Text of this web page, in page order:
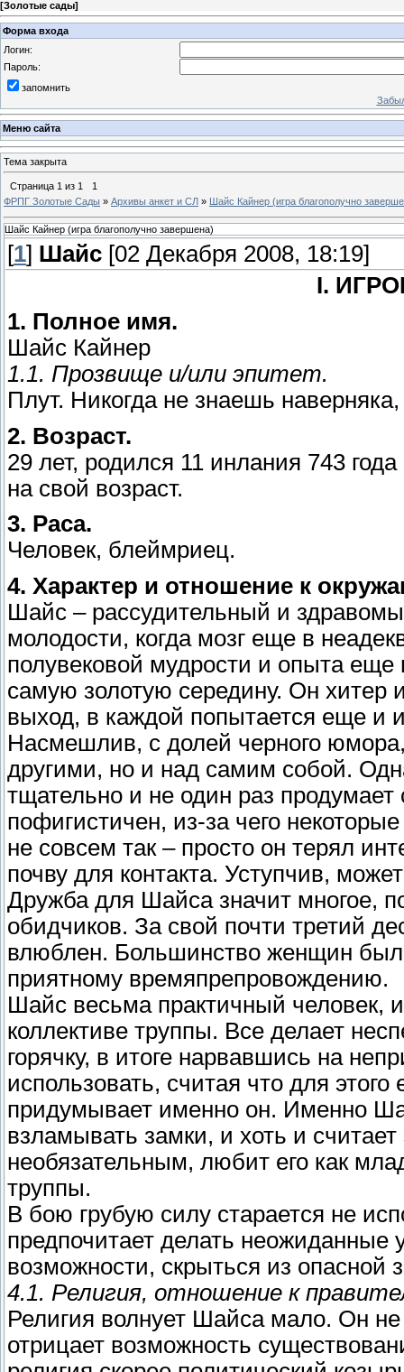
[Золотые сады]
Форма входа
Логин:
Пароль:
запомнить
Меню сайта
Тема закрыта
Страница 1 из 1
1
ФРПГ Золотые Сады » Архивы анкет и СЛ » Шайс Кайнер (игра благополучно
Шайс Кайнер (игра благополучно завершена)
[1] Шайс [02 Декабря 2008, 18:19]
I.
1. Полное имя.
Шайс Кайнер
1.1. Прозвище и/или эпитет.
Плут. Никогда не знаешь
2. Возраст.
29 лет, родился 11 инлания 743
на свой возраст.
3. Раса.
Человек, блеймриец.
4. Характер и отношение к
Шайс – рассудительный и
молодости, когда мозг еще в
полувековой мудрости и опыта еще
самую золотую середину. Он хитер
выход, в каждой попытается еще и
Насмешлив, с долей черного
другими, но и над самим собой.
тщательно и не один раз
пофигистичен, из-за чего
не совсем так – просто он терял
почву для контакта. Уступчив,
Дружба для Шайса значит многое,
обидчиков. За свой почти третий
влюблен. Большинство женщин
приятному времяпрепровождению.
Шайс весьма практичный человек,
коллективе труппы. Все делает
горячку, в итоге нарвавшись на
использовать, считая что для
придумывает именно он. Именно
взламывать замки, и хоть и
необязательным, любит его как
труппы.
В бою грубую силу старается не
предпочитает делать
возможности, скрыться из опасной
4.1. Религия, отношение к
Религия волнует Шайса мало. Он
отрицает возможность